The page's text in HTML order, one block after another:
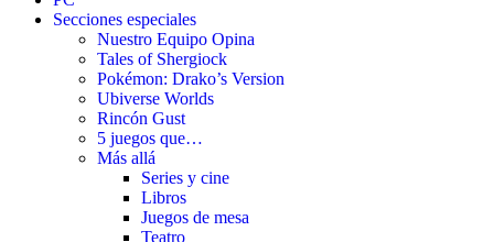
Secciones especiales
Nuestro Equipo Opina
Tales of Shergiock
Pokémon: Drako’s Version
Ubiverse Worlds
Rincón Gust
5 juegos que…
Más allá
Series y cine
Libros
Juegos de mesa
Teatro